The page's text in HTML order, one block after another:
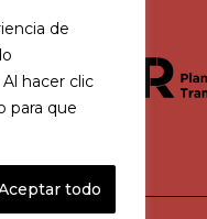
de
hacer clic
para que
todo